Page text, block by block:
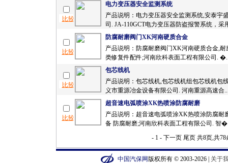
电力变压器安全监测系统
产品说明：电力变压器安全监测系统,安泰宇
司. JA-110GCT电力变压器防盗报警系统，采
防腐耐磨阀门XK河南硬质合金
产品说明：防腐耐磨阀门XK河南硬质合金,耐
类修复件配件;河南欣科表面工程有限公司.
包芯线机
产品说明：包芯线机,包芯线机组包芯线机包
义市重源冶金设备有限公司. 河南重源高速合..
超音速电弧喷涂XK热喷涂防腐耐磨
产品说明：超音速电弧喷涂XK热喷涂防腐耐
备 防腐耐磨;河南欣科表面工程有限公司. 智
- 1 - 下一页 尾页共8页,共78
中国汽保网版权所有 © 2003-2026 | 关于